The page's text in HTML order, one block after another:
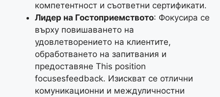
компетентност и съответни сертификати.
Лидер на Гостоприемството: Фокусира се
върху повишаването на
удовлетворението на клиентите,
обработването на запитвания и
предоставяне This position
focusesfeedback. Изискват се отлични
комуникационни и междуличностни